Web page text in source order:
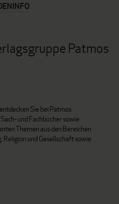
Patmos
Sie bei Patmos
und Fachbücher sowie
Themen aus den Bereichen
Religion und Gesellschaft sowie